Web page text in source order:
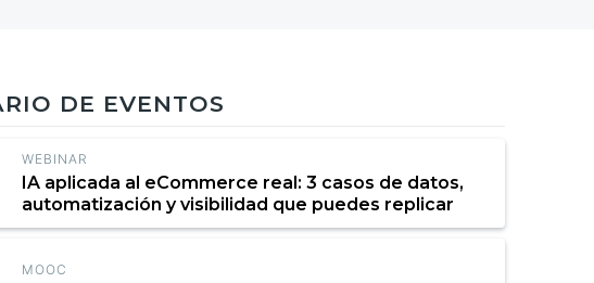
DE EVENTOS
WEBINAR
IA aplicada al eCommerce real: 3 casos de datos,
automatización y visibilidad que puedes replicar
MOOC